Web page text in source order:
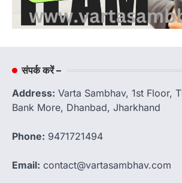
संपर्क करें –
Address: Varta Sambhav, 1st Floor,
Bank More, Dhanbad, Jharkhand
Phone: 9471721494
Email: contact@vartasambhav.com